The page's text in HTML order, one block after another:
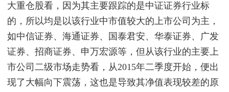
大重仓股看，因为其主要跟踪的是中证证券行业标
的，所以均是以该行业中市值较大的上市公司为主，
如中信证券、海通证券、国泰君安、华泰证券、广发
证券、招商证券、申万宏源等，但从该行业的主要上
市公司二级市场走势看，从2015年二季度开始，便出
现了大幅向下震荡，这也是导致其净值表现较差的原